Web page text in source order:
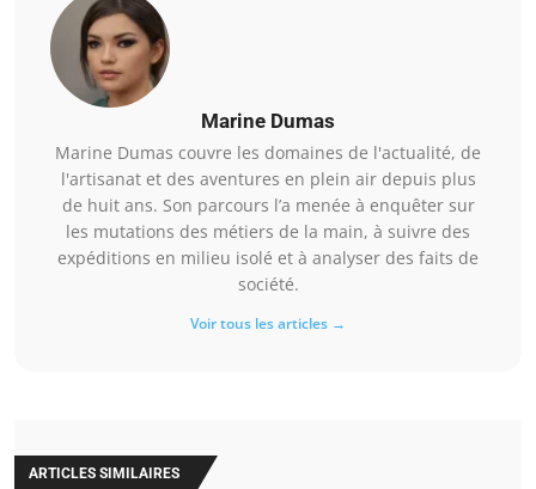
Marine Dumas
Marine Dumas couvre les domaines de l'actualité, de
l'artisanat et des aventures en plein air depuis plus
de huit ans. Son parcours l’a menée à enquêter sur
les mutations des métiers de la main, à suivre des
expéditions en milieu isolé et à analyser des faits de
société.
Voir tous les articles →
ARTICLES SIMILAIRES